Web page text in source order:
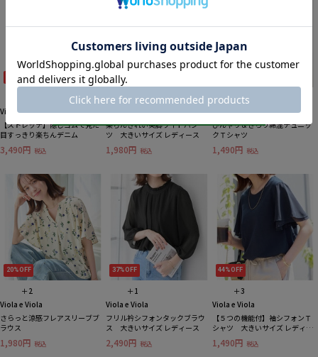
34%OFF
Viola e Viola
【ストレッチ】隠しゴムで見た
目すっきり楽ちんデニム
3,490円 税込
41%OFF
＋7
Viola e Viola
楽ちんきれい美脚ワイドパン
ツ 大きいサイズ レディース
1,980円 税込
Viola e Viola
ひんやり＆さらり綿混チュニッ
クＴシャツ
1,490円 税込
20%OFF
＋2
Viola e Viola
さらっと涼感フレアスリーブブ
ラウス
1,980円 税込
37%OFF
＋1
Viola e Viola
フリル衿シフォンタックブラウ
ス 大きいサイズ レディース
2,490円 税込
44%OFF
＋3
Viola e Viola
【５つの機能付】袖シフォンＴ
シャツ 大きいサイズ レディー
1,490円 税込